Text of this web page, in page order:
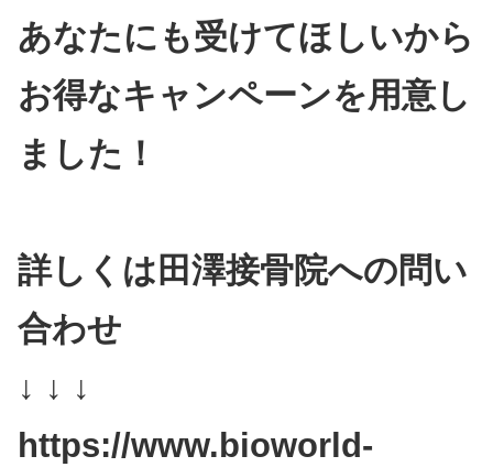
あなたにも受けてほしいから
お得なキャンペーンを用意し
ました！
詳しくは田澤接骨院への問い
合わせ
↓ ↓ ↓
https://www.bioworld-